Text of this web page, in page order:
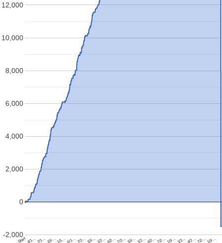
Start 4/1…7/1… 10/…1/1… 4/1…7/2… 10/… 1/2… 4/2…7/2… 10/… 1/2… 4/2…7/2…10/… 1/2… 4/2…7/2…10/…
-2,000
0
2,000
4,000
6,000
8,000
10,000
12,000